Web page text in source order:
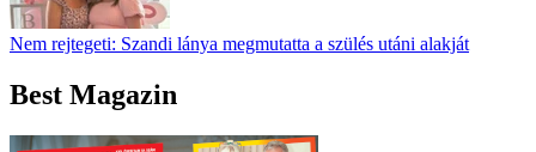
Nem rejtegeti: Szandi lánya megmutatta a szülés utáni alakját
Best Magazin